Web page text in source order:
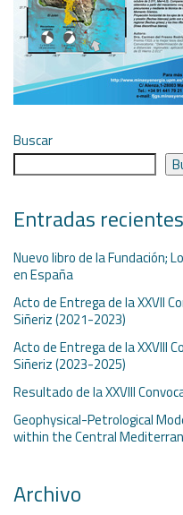
Buscar
Entradas recientes
Nuevo libro de la Fundación;
en España
Acto de Entrega de la XXVII
Siñeriz (2021-2023)
Acto de Entrega de la XXVIII
Siñeriz (2023-2025)
Resultado de la XXVIII
Geophysical-Petrological
within the Central
Archivo